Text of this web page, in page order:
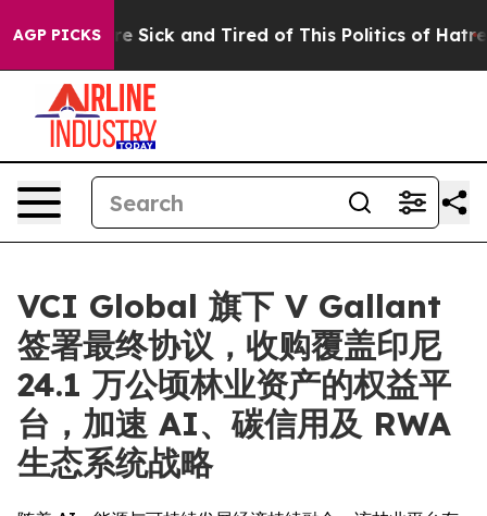
AGP PICKS
Are Sick and Tired of This Politics of Hatred”
VCI Global 旗下 V Gallant
签署最终协议，收购覆盖印尼
24.1 万公顷林业资产的权益平
台，加速 AI、碳信用及 RWA
生态系统战略